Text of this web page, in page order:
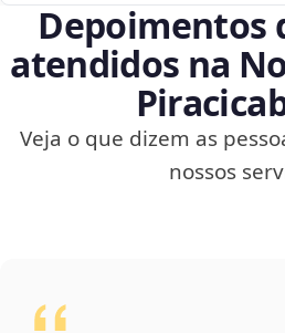
Depoimentos
atendidos na
Veja o que dizem as
nossos